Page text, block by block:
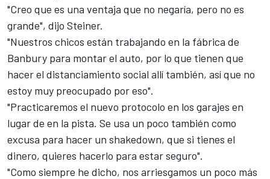
"Creo que es una ventaja que no negaría, pero no es
grande", dijo Steiner.
"Nuestros chicos están trabajando en la fábrica de
Banbury para montar el auto, por lo que tienen que
hacer el distanciamiento social allí también, así que no
estoy muy preocupado por eso".
"Practicaremos el nuevo protocolo en los garajes en
lugar de en la pista. Se usa un poco también como
excusa para hacer un shakedown, que si tienes el
dinero, quieres hacerlo para estar seguro".
"Como siempre he dicho, nos arriesgamos un poco más